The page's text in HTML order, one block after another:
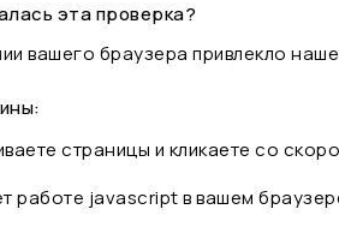
эта проверка?
вашего браузера привлекло
страницы и кликаете со
работе javascript в вашем